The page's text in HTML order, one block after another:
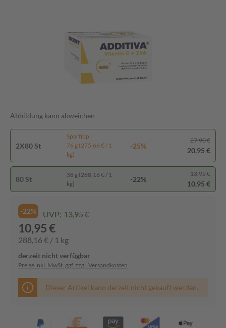
Abbildung kann abweichen
2X80 St
Spartipp
76 g (275,66 € / 1
kg)
-25%
27,90 €
20,95 €
80 St
38 g (288,16 € / 1
kg)
-22%
13,95 €
10,95 €
-22% UVP: 13,95 €
10,95 €
288,16 € / 1 kg
derzeit nicht verfügbar
Preise inkl. MwSt. ggf. zzgl. Versandkosten
Dieser Artikel kann derzeit nicht gekauft werden.